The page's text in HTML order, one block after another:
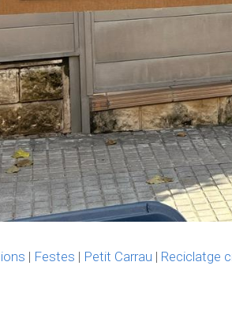
| Festes | Petit Carrau | Reciclatge